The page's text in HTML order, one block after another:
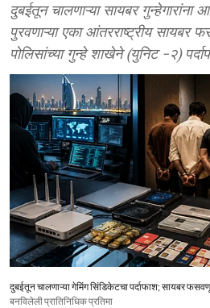
दुबईतून चालणाऱ्या सायबर गुन्हेगारांना
पुरवणाऱ्या एका आंतरराष्ट्रीय सायबर
पोलिसांच्या गुन्हे शाखेने (युनिट -२)
दुबईतून चालणाऱ्या गेमिंग सिंडिकेटचा पर्दाफाश; सायबर
बनविलेली प्रातिनिधिक प्रतिमा